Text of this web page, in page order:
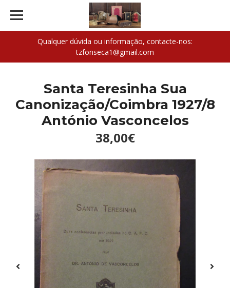
Qualquer dúvida ou informação, contacte-nos:
tzfonseca1@gmail.com
Santa Teresinha Sua
Canonização/Coimbra 1927/8
António Vasconcelos
38,00€